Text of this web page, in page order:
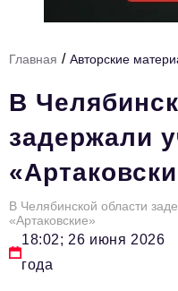
Инфраструктура развития
Технологии и тренды
Ниши и рынки
Цитаты
Туризм
Новости
Импортозамещение
Главная / Авторские
В
задержали
В Челябинской области
«Артаковские»
18:02; 26 июня 2026
года